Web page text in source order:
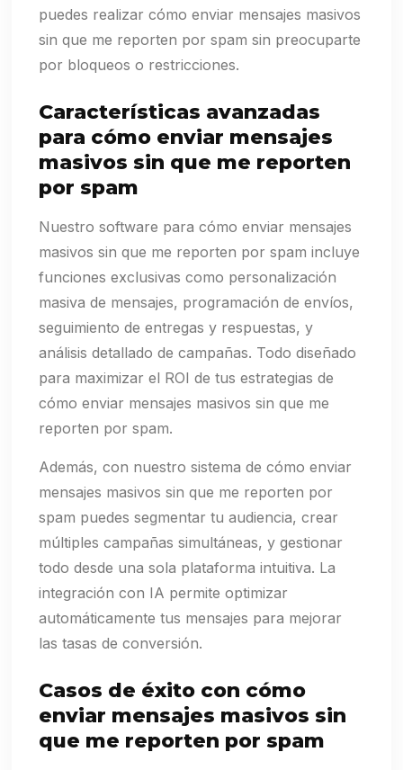
puedes realizar cómo enviar mensajes masivos
sin que me reporten por spam sin preocuparte
por bloqueos o restricciones.
Características avanzadas
para cómo enviar mensajes
masivos sin que me reporten
por spam
Nuestro software para cómo enviar mensajes
masivos sin que me reporten por spam incluye
funciones exclusivas como personalización
masiva de mensajes, programación de envíos,
seguimiento de entregas y respuestas, y
análisis detallado de campañas. Todo diseñado
para maximizar el ROI de tus estrategias de
cómo enviar mensajes masivos sin que me
reporten por spam.
Además, con nuestro sistema de cómo enviar
mensajes masivos sin que me reporten por
spam puedes segmentar tu audiencia, crear
múltiples campañas simultáneas, y gestionar
todo desde una sola plataforma intuitiva. La
integración con IA permite optimizar
automáticamente tus mensajes para mejorar
las tasas de conversión.
Casos de éxito con cómo
enviar mensajes masivos sin
que me reporten por spam